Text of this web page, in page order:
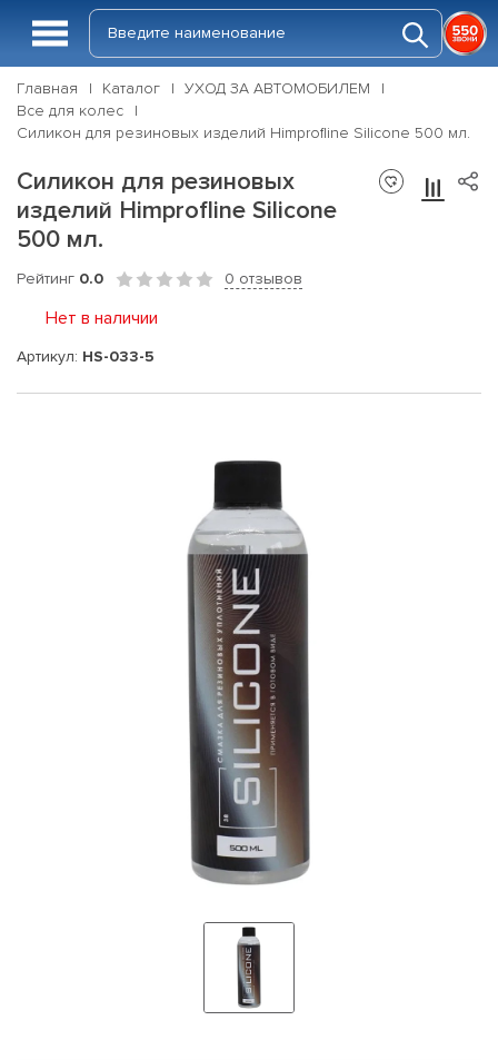
Главная Каталог
УХОД ЗА АВТОМОБИЛЕМ
Все для колес
Силикон для резиновых изделий Himprofline Silicone 500 мл.
Силикон для резиновых
изделий Himprofline Silicone
500 мл.
Рейтинг 0.0 0 отзывов
Нет в наличии
Артикул: HS-033-5